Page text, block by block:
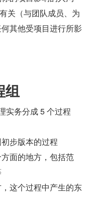
关（与团队成员、为
其他受项目进行所影
组
实务分成 5 个过程
步版本的过程
面的地方，包括范
这个过程中产生的东